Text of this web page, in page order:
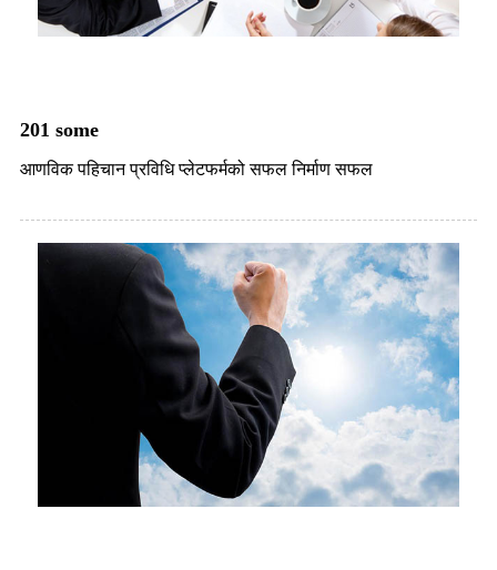
201 some
आणविक पहिचान प्रविधि प्लेटफर्मको सफल निर्माण सफल